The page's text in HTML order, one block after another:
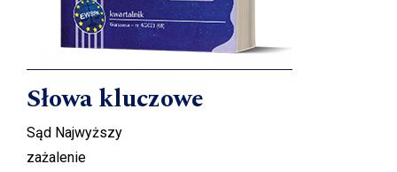
Słowa kluczowe
Sąd Najwyższy
zażalenie